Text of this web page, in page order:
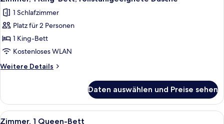
Fotos
für
Zimmer,
1 King-
Bett,
rollstuhlgeeignete
Dusche
1 Schlafzimmer
Platz für 2 Personen
1 King-Bett
Kostenloses WLAN
Weitere Details
Weitere
1 King-
Bett,
rollstuhlgeeignete
Daten auswählen und Preise sehen
Alle
Bettwäsche aus ägyptischer
7
Zimmer, 1 Queen-Bett